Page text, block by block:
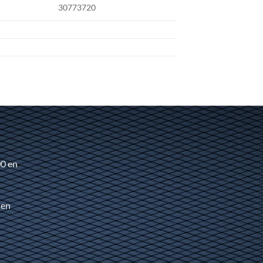
30773720
en